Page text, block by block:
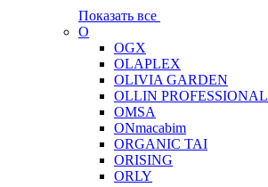
Показать все
O
OGX
OLAPLEX
OLIVIA GARDEN
OLLIN PROFESSIONAL
OMSA
ONmacabim
ORGANIC TAI
ORISING
ORLY